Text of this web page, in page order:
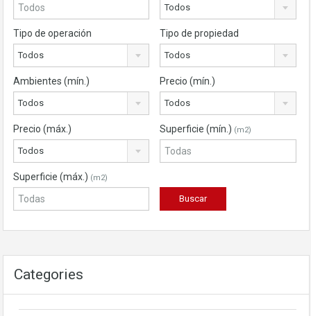
Todos
Tipo de operación
Todos
Tipo de propiedad
Todos
Ambientes (mín.)
Todos
Precio (mín.)
Todos
Precio (máx.)
Todos
Superficie (mín.) (m2)
Superficie (máx.) (m2)
Categories